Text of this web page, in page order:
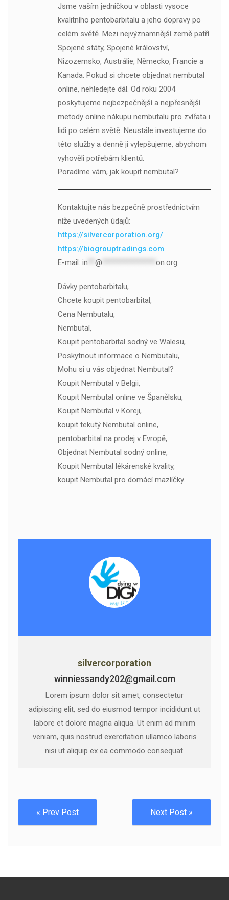
Jsme vaším jedničkou v oblasti vysoce
kvalitního pentobarbitalu a jeho dopravy po
celém světě. Mezi nejvýznamnější země patří
Spojené státy, Spojené království,
Nizozemsko, Austrálie, Německo, Francie a
Kanada. Pokud si chcete objednat nembutal
online, nehledejte dál. Od roku 2004
poskytujeme nejbezpečnější a nejpřesnější
metody online nákupu nembutalu pro zvířata i
lidi po celém světě. Neustále investujeme do
této služby a denně ji vylepšujeme, abychom
vyhověli potřebám klientů.
Poradíme vám, jak koupit nembutal?
Kontaktujte nás bezpečně prostřednictvím
níže uvedených údajů:
https://silvercorporation.org/
https://biogrouptradings.com
E-mail: in @ on.org
Dávky pentobarbitalu,
Chcete koupit pentobarbital,
Cena Nembutalu,
Nembutal,
Koupit pentobarbital sodný ve Walesu,
Poskytnout informace o Nembutalu,
Mohu si u vás objednat Nembutal?
Koupit Nembutal v Belgii,
Koupit Nembutal online ve Španělsku,
Koupit Nembutal v Koreji,
koupit tekutý Nembutal online,
pentobarbital na prodej v Evropě,
Objednat Nembutal sodný online,
Koupit Nembutal lékárenské kvality,
koupit Nembutal pro domácí mazlíčky.
silvercorporation
winniessandy202@gmail.com
Lorem ipsum dolor sit amet, consectetur
adipiscing elit, sed do eiusmod tempor incididunt ut
labore et dolore magna aliqua. Ut enim ad minim
veniam, quis nostrud exercitation ullamco laboris
nisi ut aliquip ex ea commodo consequat.
« Prev Post Next Post »